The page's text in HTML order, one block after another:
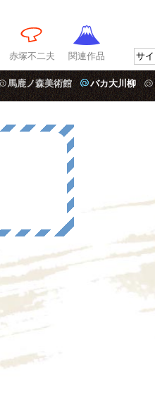
赤塚不二夫 関連作品
馬鹿ノ森美術館 バカ大川柳